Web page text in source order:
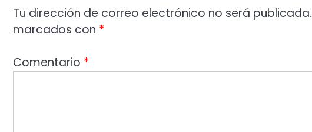
Tu dirección de correo electrónico no será publicada.
marcados con *
Comentario *